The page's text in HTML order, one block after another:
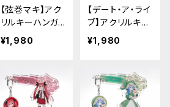
【弦巻マキ】アク
リルキーハンガ
ー 第2弾（mak
i2）
¥1,980
【デート・ア・ライ
ブ】アクリルキー
ハンガー（夜刀
神十香）
¥1,980